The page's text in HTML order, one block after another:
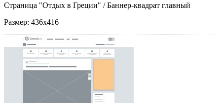
Страница "Отдых в Греции" / Баннер-квадрат главный
Размер: 436x416